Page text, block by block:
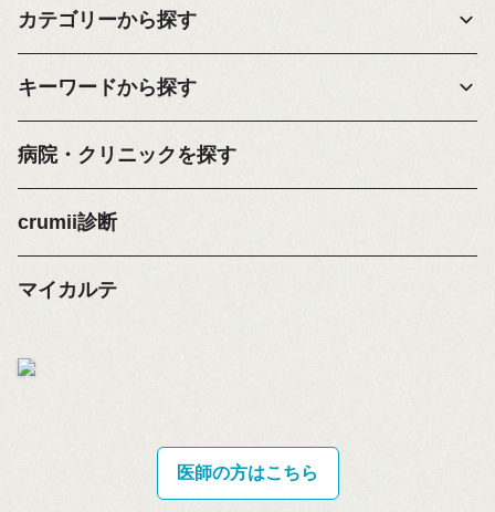
カテゴリーから探す
キーワードから探す
病院・クリニックを探す
crumii診断
マイカルテ
医師の方はこちら